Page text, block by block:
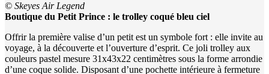
© Skeyes Air Legend
Boutique du Petit Prince : le trolley coqué bleu ciel
Offrir la première valise d’un petit est un symbole fort : elle invite au
voyage, à la découverte et l’ouverture d’esprit. Ce joli trolley aux
couleurs pastel mesure 31x43x22 centimètres sous la forme arrondie
d’une coque solide. Disposant d’une pochette intérieure à fermeture